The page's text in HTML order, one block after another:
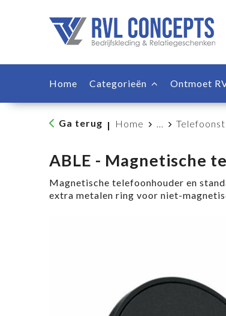
Home Categorieën Ontmoet
Ga terug | Home ...
ABLE - Magnetische
Magnetische telefoonhouder en
extra metalen ring voor niet-